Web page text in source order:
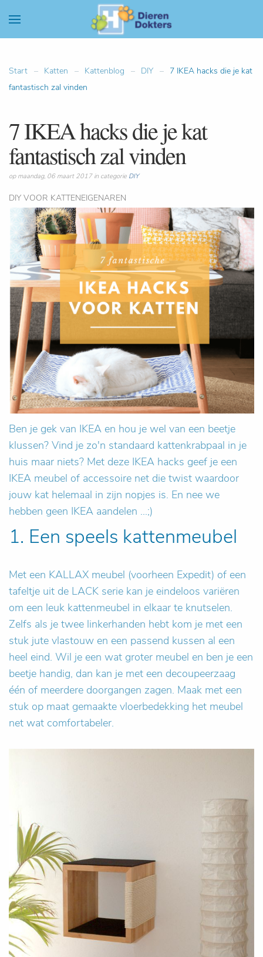
Start Katten Kattenblog DIY
7 IKEA hacks die je kat
fantastisch zal vinden
7 IKEA hacks die je kat
fantastisch zal vinden
op maandag, 06 maart 2017 in categorie DIY
DIY VOOR KATTENEIGENAREN
Ben je gek van IKEA en hou je wel van een beetje
klussen? Vind je zo'n standaard kattenkrabpaal in je
huis maar niets? Met deze IKEA hacks geef je een
IKEA meubel of accessoire net die twist waardoor
jouw kat helemaal in zijn nopjes is. En nee we
hebben geen IKEA aandelen ...;)
1. Een speels kattenmeubel
Met een KALLAX meubel (voorheen Expedit) of een
tafeltje uit de LACK serie kan je eindeloos variëren
om een leuk kattenmeubel in elkaar te knutselen.
Zelfs als je twee linkerhanden hebt kom je met een
stuk jute vlastouw en een passend kussen al een
heel eind. Wil je een wat groter meubel en ben je een
beetje handig, dan kan je met een decoupeerzaag
één of meerdere doorgangen zagen. Maak met een
stuk op maat gemaakte vloerbedekking het meubel
net wat comfortabeler.